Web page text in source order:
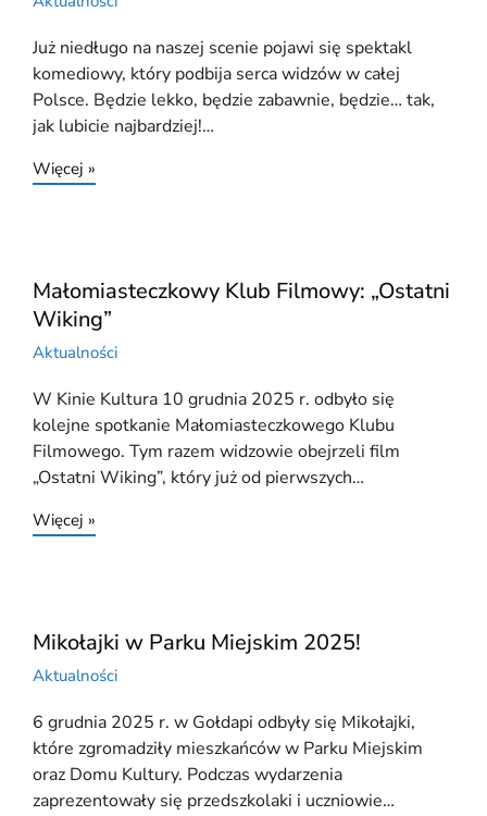
Już niedługo na naszej scenie pojawi się spektakl
komediowy, który podbija serca widzów w całej
Polsce. Będzie lekko, będzie zabawnie, będzie… tak,
jak lubicie najbardziej!…
Więcej »
Małomiasteczkowy Klub Filmowy: „Ostatni
Wiking”
Aktualności
W Kinie Kultura 10 grudnia 2025 r. odbyło się
kolejne spotkanie Małomiasteczkowego Klubu
Filmowego. Tym razem widzowie obejrzeli film
„Ostatni Wiking”, który już od pierwszych…
Więcej »
Mikołajki w Parku Miejskim 2025!
Aktualności
6 grudnia 2025 r. w Gołdapi odbyły się Mikołajki,
które zgromadziły mieszkańców w Parku Miejskim
oraz Domu Kultury. Podczas wydarzenia
zaprezentowały się przedszkolaki i uczniowie…